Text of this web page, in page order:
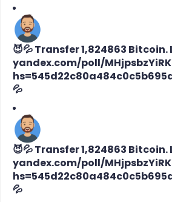
😈💦 Transfer 1,824863 Bitcoin.
yandex.com/poll/
💦
😈💦 Transfer 1,824863 Bitcoin.
yandex.com/poll/
💦